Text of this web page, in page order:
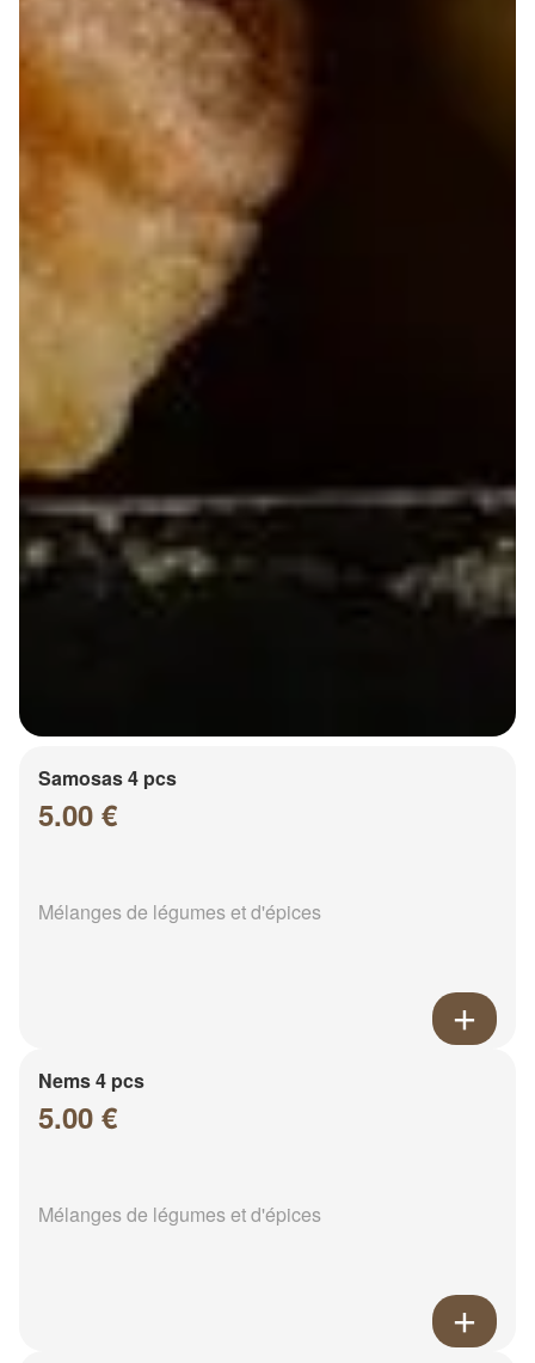
Samosas 4 pcs
5.00 €
Mélanges de légumes et d'épices
Nems 4 pcs
5.00 €
Mélanges de légumes et d'épices